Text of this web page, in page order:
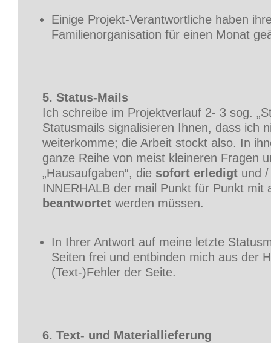
Einige Projekt-Verantwortliche haben
Familienorganisation für einen Monat
5. Status-Mails
Ich schreibe im Projektverlauf 2- 3 sog.
Statusmails signalisieren Ihnen, dass ich
weiterkomme; die Arbeit stockt also. In
ganze Reihe von meist kleineren Fragen
„Hausaufgaben“, die sofort erledigt und
INNERHALB der mail Punkt für Punkt mit
beantwortet werden müssen.
In Ihrer Antwort auf meine letzte
Seiten frei und entbinden mich aus der
(Text-)Fehler der Seite.
6. Text- und Materiallieferung